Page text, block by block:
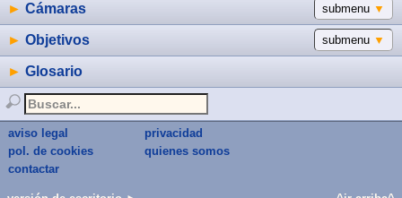
submenu ▼
► Cámaras
submenu ▼
► Objetivos
► Glosario
aviso legal
privacidad
pol. de cookies
quienes somos
contactar